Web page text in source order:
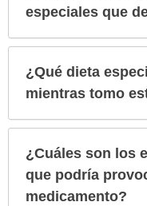
especiales que
¿Qué dieta
mientras tomo
¿Cuáles son los
que podría
medicamento?